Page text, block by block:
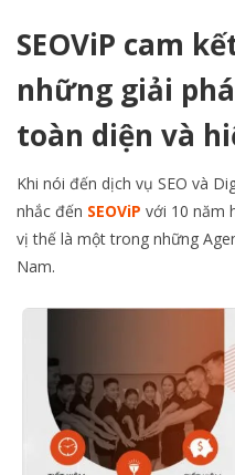
SEOViP cam
những giải
toàn diện và
Khi nói đến dịch vụ SEO và
nhắc đến SEOViP với 10 năm
vị thế là một trong những
Nam.